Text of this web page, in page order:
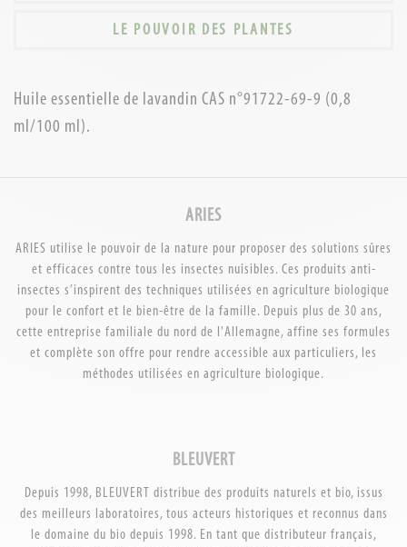
LE POUVOIR DES PLANTES
Huile essentielle de lavandin CAS n°91722-69-9 (0,8
ml/100 ml).
ARIES
ARIES utilise le pouvoir de la nature pour proposer des solutions sûres
et efficaces contre tous les insectes nuisibles. Ces produits anti-
insectes s’inspirent des techniques utilisées en agriculture biologique
pour le confort et le bien-être de la famille. Depuis plus de 30 ans,
cette entreprise familiale du nord de l'Allemagne, affine ses formules
et complète son offre pour rendre accessible aux particuliers, les
méthodes utilisées en agriculture biologique.
BLEUVERT
Depuis 1998, BLEUVERT distribue des produits naturels et bio, issus
des meilleurs laboratoires, tous acteurs historiques et reconnus dans
le domaine du bio depuis 1998. En tant que distributeur français,